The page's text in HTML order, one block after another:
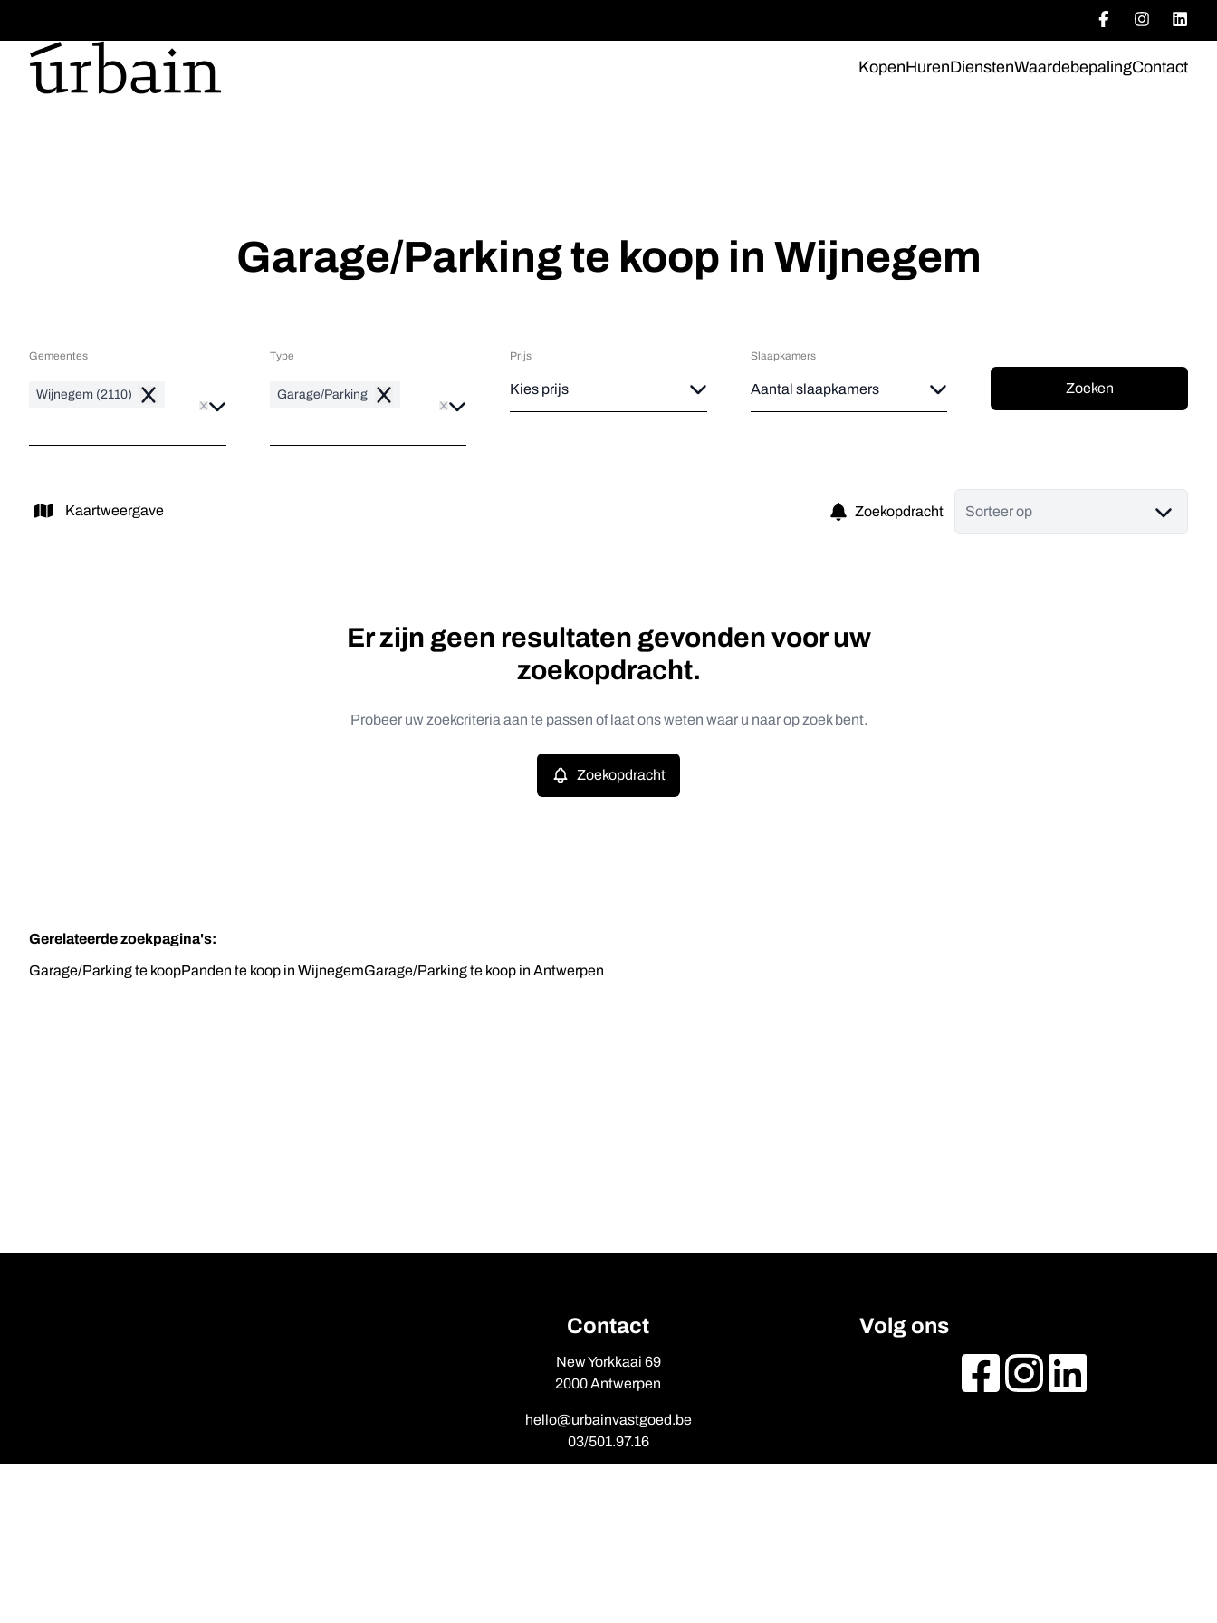
KopenHurenDienstenWaardebepalingContact
Garage/Parking te koop in Wijnegem
Gemeentes
Wijnegem (2110) Remove
Type
Garage/Parking Remove
Prijs Slaapkamers
Zoeken
Kaartweergave Zoekopdracht Sorteer op
Er zijn geen resultaten gevonden voor uw
zoekopdracht.
Probeer uw zoekcriteria aan te passen of laat ons weten waar u naar op zoek bent.
Zoekopdracht
Gerelateerde zoekpagina's:
Garage/Parking te koopPanden te koop in WijnegemGarage/Parking te koop in Antwerpen
Contact
New Yorkkaai 69
2000 Antwerpen
hello@urbainvastgoed.be
03/501.97.16
Volg ons